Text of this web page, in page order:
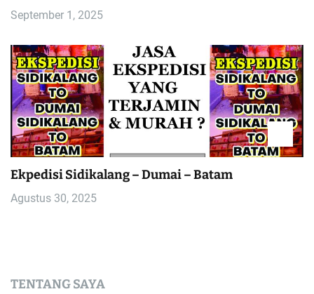
September 1, 2025
Ekpedisi Sidikalang – Dumai – Batam
Agustus 30, 2025
TENTANG SAYA